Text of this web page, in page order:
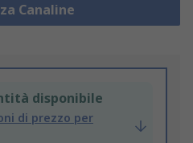
Canaline
disponibile
di prezzo per